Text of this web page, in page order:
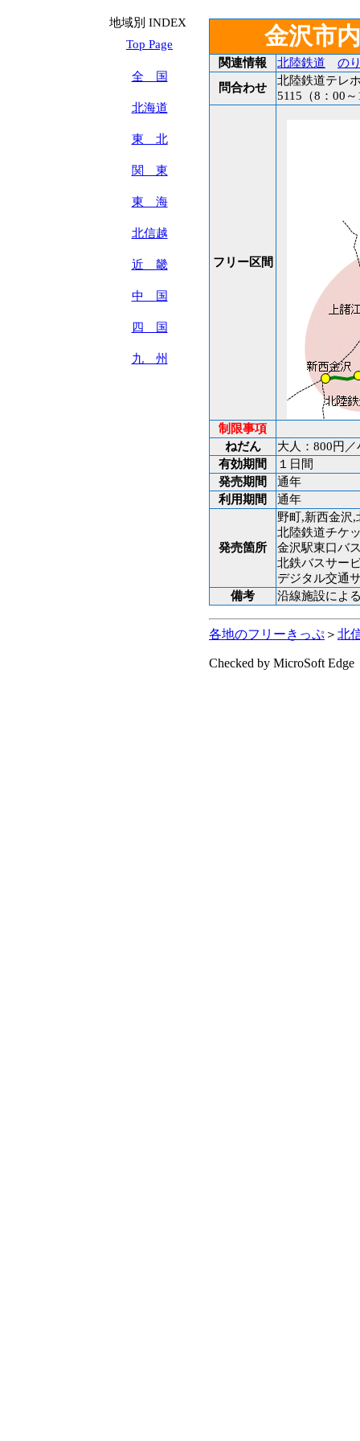
地域別 INDEX
Top Page
全 国
北海道
東 北
関 東
東 海
北信越
近 畿
中 国
四 国
九 州
金沢市
関連情報 北陸鉄道
の
問合わせ
北陸鉄道テレ
5115（8：00
フリー区間
制限事項
ねだん
大人：800円
有効期間
１日間
発売期間
通年
利用期間
通年
発売箇所
野町,新西金沢,
北陸鉄道チケ
金沢駅東口バ
北鉄バスサー
デジタル交通
備考
沿線施設によ
各地のフリーきっぷ ＞ 北
Checked by MicroSoft Edge